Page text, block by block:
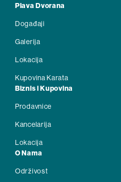
Plava Dvorana
Događaji
Galerija
Lokacija
Kupovina Karata
Biznis i Kupovina
Prodavnice
Kancelarija
Lokacija
O Nama
Održivost